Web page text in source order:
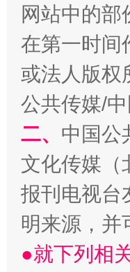
解纷+调解+退费
网站中的
在第一时间
或法人版权
公共传媒/
二、 中国公
文化传媒（
报刊电视台
明来源，并
●就下列相